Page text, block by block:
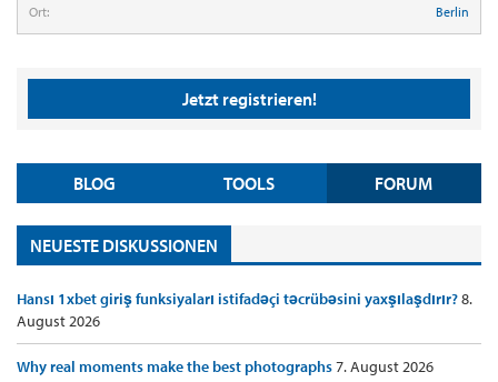
Ort: Berlin
Jetzt registrieren!
BLOG TOOLS FORUM
NEUESTE DISKUSSIONEN
Hansı 1xbet giriş funksiyaları istifadəçi təcrübəsini yaxşılaşdırır?8.
August 2026
Why real moments make the best photographs7. August 2026